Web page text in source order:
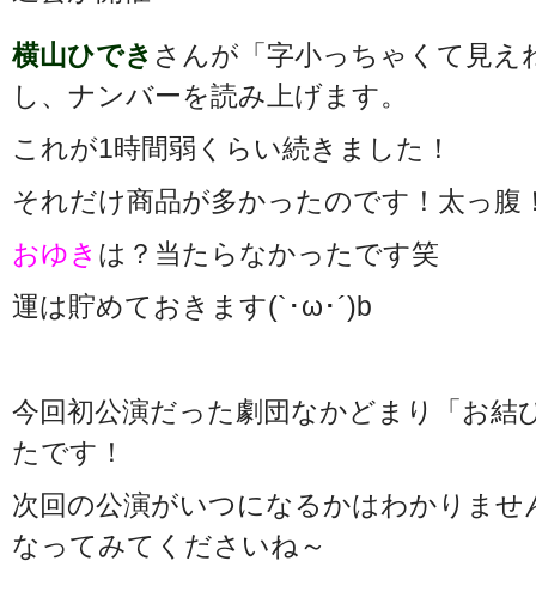
横山ひでき さんが「字小っちゃくて見え
し、ナンバーを読み上げます。
これが1時間弱くらい続きました！
それだけ商品が多かったのです！太っ腹
おゆき は？当たらなかったです笑
運は貯めておきます(`･ω･´)b
今回初公演だった劇団なかどまり「お結
たです！
次回の公演がいつになるかはわかりま
なってみてくださいね～